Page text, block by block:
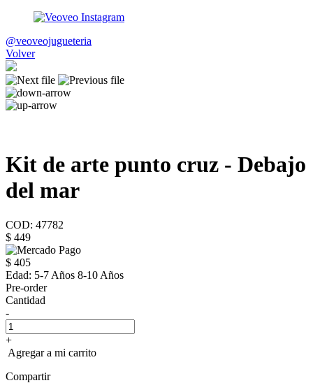
@veoveojugueteria
Volver
Kit de arte punto cruz - Debajo
del mar
COD: 47782
$ 449
$ 405
Edad: 5-7 Años 8-10 Años
Pre-order
Cantidad
-
+
Agregar a mi carrito
Compartir